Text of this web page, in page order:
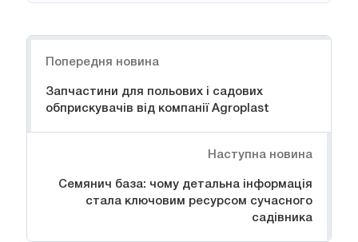
Попередня новина
Запчастини для польових і садових
обприскувачів від компанії Agroplast
Наступна новина
Семянич база: чому детальна інформація
стала ключовим ресурсом сучасного
садівника